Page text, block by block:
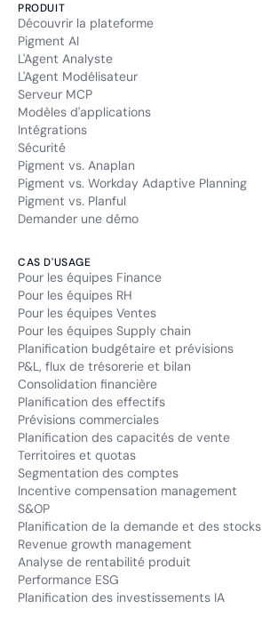
PRODUIT
Découvrir la plateforme
Pigment AI
L'Agent Analyste
L'Agent Modélisateur
Serveur MCP
Modèles d'applications
Intégrations
Sécurité
Pigment vs. Anaplan
Pigment vs. Workday Adaptive Planning
Pigment vs. Planful
Demander une démo
CAS D'USAGE
Pour les équipes Finance
Pour les équipes RH
Pour les équipes Ventes
Pour les équipes Supply chain
Planification budgétaire et prévisions
P&L, flux de trésorerie et bilan
Consolidation financière
Planification des effectifs
Prévisions commerciales
Planification des capacités de vente
Territoires et quotas
Segmentation des comptes
Incentive compensation management
S&OP
Planification de la demande et des stocks
Revenue growth management
Analyse de rentabilité produit
Performance ESG
Planification des investissements IA